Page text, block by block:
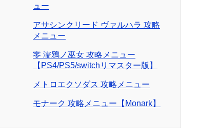
ュー
アサシンクリード ヴァルハラ 攻略
メニュー
零 濡鴉ノ巫女 攻略メニュー
【PS4/PS5/switchリマスター版】
メトロエクソダス 攻略メニュー
モナーク 攻略メニュー【Monark】